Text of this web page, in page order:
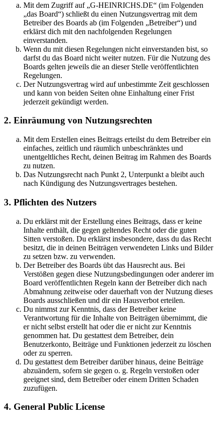
Mit dem Zugriff auf „G-HEINRICHS.DE“ (im Folgenden
„das Board“) schließt du einen Nutzungsvertrag mit dem
Betreiber des Boards ab (im Folgenden „Betreiber“) und
erklärst dich mit den nachfolgenden Regelungen
einverstanden.
Wenn du mit diesen Regelungen nicht einverstanden bist, so
darfst du das Board nicht weiter nutzen. Für die Nutzung des
Boards gelten jeweils die an dieser Stelle veröffentlichten
Regelungen.
Der Nutzungsvertrag wird auf unbestimmte Zeit geschlossen
und kann von beiden Seiten ohne Einhaltung einer Frist
jederzeit gekündigt werden.
2. Einräumung von Nutzungsrechten
Mit dem Erstellen eines Beitrags erteilst du dem Betreiber ein
einfaches, zeitlich und räumlich unbeschränktes und
unentgeltliches Recht, deinen Beitrag im Rahmen des Boards
zu nutzen.
Das Nutzungsrecht nach Punkt 2, Unterpunkt a bleibt auch
nach Kündigung des Nutzungsvertrages bestehen.
3. Pflichten des Nutzers
Du erklärst mit der Erstellung eines Beitrags, dass er keine
Inhalte enthält, die gegen geltendes Recht oder die guten
Sitten verstoßen. Du erklärst insbesondere, dass du das Recht
besitzt, die in deinen Beiträgen verwendeten Links und Bilder
zu setzen bzw. zu verwenden.
Der Betreiber des Boards übt das Hausrecht aus. Bei
Verstößen gegen diese Nutzungsbedingungen oder anderer im
Board veröffentlichten Regeln kann der Betreiber dich nach
Abmahnung zeitweise oder dauerhaft von der Nutzung dieses
Boards ausschließen und dir ein Hausverbot erteilen.
Du nimmst zur Kenntnis, dass der Betreiber keine
Verantwortung für die Inhalte von Beiträgen übernimmt, die
er nicht selbst erstellt hat oder die er nicht zur Kenntnis
genommen hat. Du gestattest dem Betreiber, dein
Benutzerkonto, Beiträge und Funktionen jederzeit zu löschen
oder zu sperren.
Du gestattest dem Betreiber darüber hinaus, deine Beiträge
abzuändern, sofern sie gegen o. g. Regeln verstoßen oder
geeignet sind, dem Betreiber oder einem Dritten Schaden
zuzufügen.
4. General Public License